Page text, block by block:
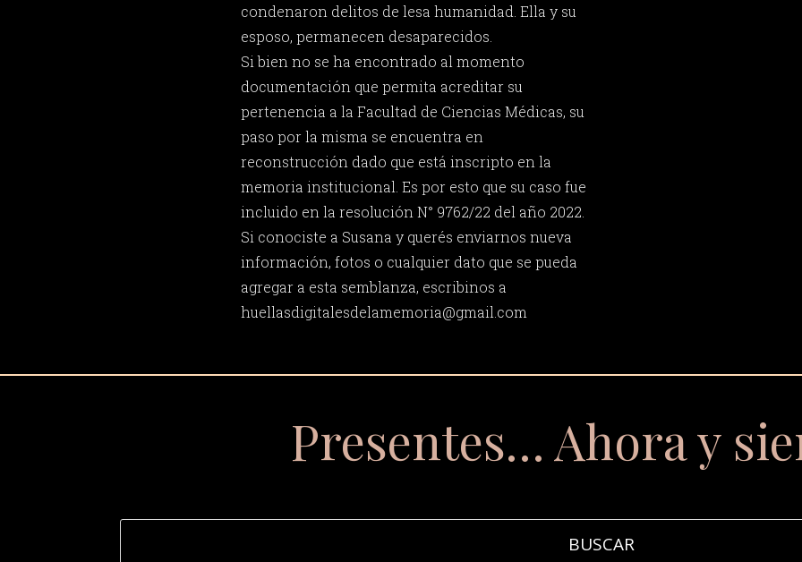
condenaron delitos de lesa humanidad. Ella y su
esposo, permanecen desaparecidos.
Si bien no se ha encontrado al momento
documentación que permita acreditar su
pertenencia a la Facultad de Ciencias Médicas, su
paso por la misma se encuentra en
reconstrucción dado que está inscripto en la
memoria institucional. Es por esto que su caso fue
incluido en la resolución N° 9762/22 del año 2022.
Si conociste a Susana y querés enviarnos nueva
información, fotos o cualquier dato que se pueda
agregar a esta semblanza, escribinos a
huellasdigitalesdelamemoria@gmail.com
Presentes… Ahora y